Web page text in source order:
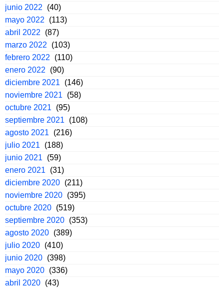
junio 2022
(40)
mayo 2022
(113)
abril 2022
(87)
marzo 2022
(103)
febrero 2022
(110)
enero 2022
(90)
diciembre 2021
(146)
noviembre 2021
(58)
octubre 2021
(95)
septiembre 2021
(108)
agosto 2021
(216)
julio 2021
(188)
junio 2021
(59)
enero 2021
(31)
diciembre 2020 (211)
noviembre 2020 (395)
octubre 2020 (519)
septiembre 2020 (353)
agosto 2020 (389)
julio 2020 (410)
junio 2020 (398)
mayo 2020 (336)
abril 2020 (43)